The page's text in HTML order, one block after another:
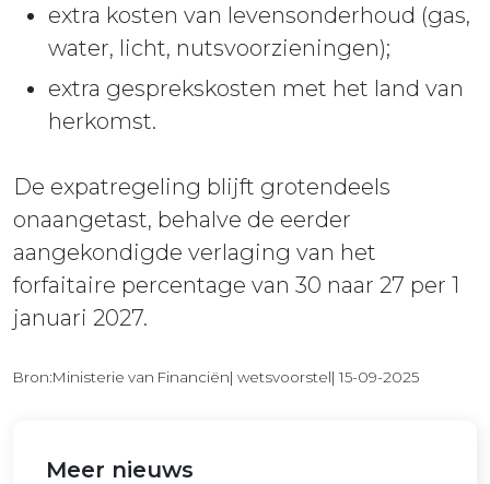
extra kosten van levensonderhoud (gas,
water, licht, nutsvoorzieningen);
extra gesprekskosten met het land van
herkomst.
De expatregeling blijft grotendeels
onaangetast, behalve de eerder
aangekondigde verlaging van het
forfaitaire percentage van 30 naar 27 per 1
januari 2027.
Bron:Ministerie van Financiën| wetsvoorstel| 15-09-2025
Meer nieuws